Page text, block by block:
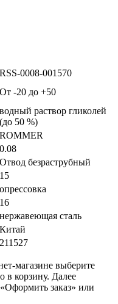
RSS-0008-001570
От -20 до +50
водный раствор гликолей
(до 50 %)
ROMMER
0.08
Отвод безраструбный
15
опрессовка
16
нержавеющая сталь
Китай
211527
магазине выберите
в корзину. Далее
заказ» или